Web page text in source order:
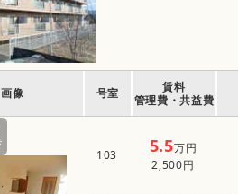
画像 号室
賃料
管理費・共益費
103 5.5万円
2,500円